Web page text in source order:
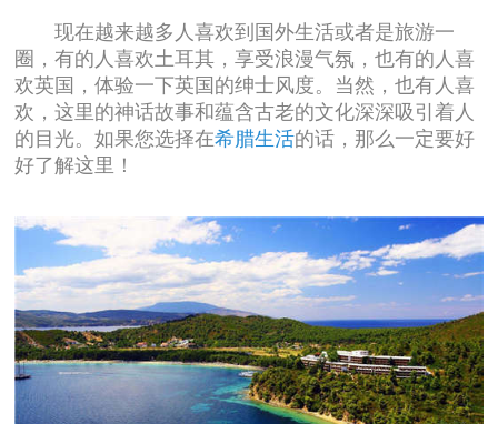
现在越来越多人喜欢到国外生活或者是旅游一
圈，有的人喜欢土耳其，享受浪漫气氛，也有的人喜
欢英国，体验一下英国的绅士风度。当然，也有人喜
欢，这里的神话故事和蕴含古老的文化深深吸引着人
的目光。如果您选择在希腊生活的话，那么一定要好
好了解这里！